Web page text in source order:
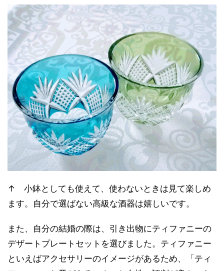
↑ 小鉢としても使えて、使わないときは見て楽しめ
ます。自分で選ばない高級な酒器は嬉しいです。
また、自分の結婚の際は、引き出物にティファニーの
デザートプレートセットを選びました。ティファニー
といえばアクセサリーのイメージがあるため、「ティ